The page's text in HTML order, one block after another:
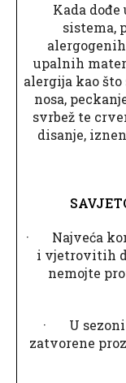
Kada
sistema,
upalnih
alergija kao
nosa,
svrbež te
disanje,
· Najveća
i vjetrovitih
nemojte
· U sezoni
zatvorene